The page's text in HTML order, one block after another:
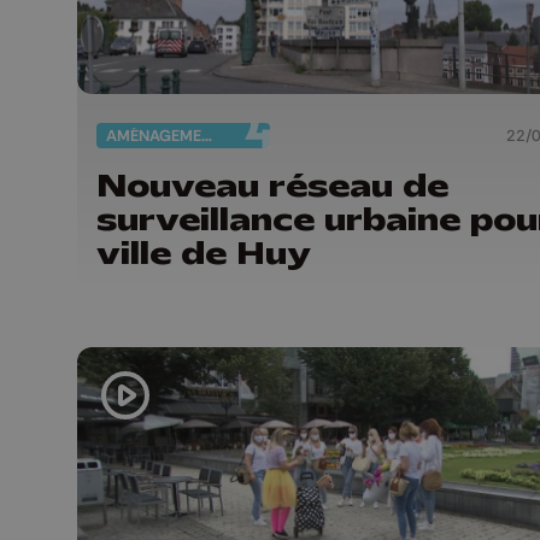
AMÉNAGEMENT DU TERRITOIRE 22/
Nouveau réseau de
surveillance urbaine
ville de Huy